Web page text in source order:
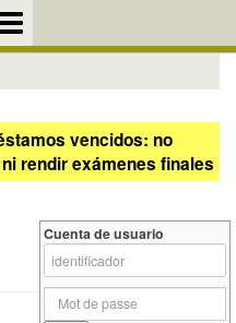
vencidos: no
rendir exámenes finales
Cuenta de usuario